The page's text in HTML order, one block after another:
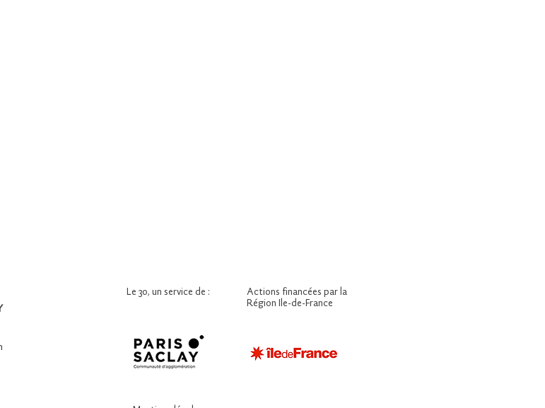
Le 30, un service de :
Actions financées par la
Région Ile-de-France